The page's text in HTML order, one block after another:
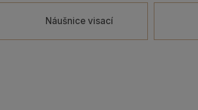
Náušnice visací